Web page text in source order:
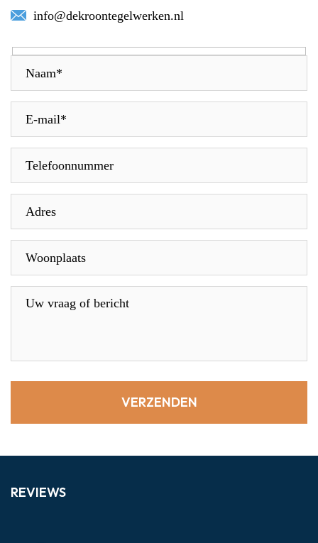
info@dekroontegelwerken.nl
REVIEWS